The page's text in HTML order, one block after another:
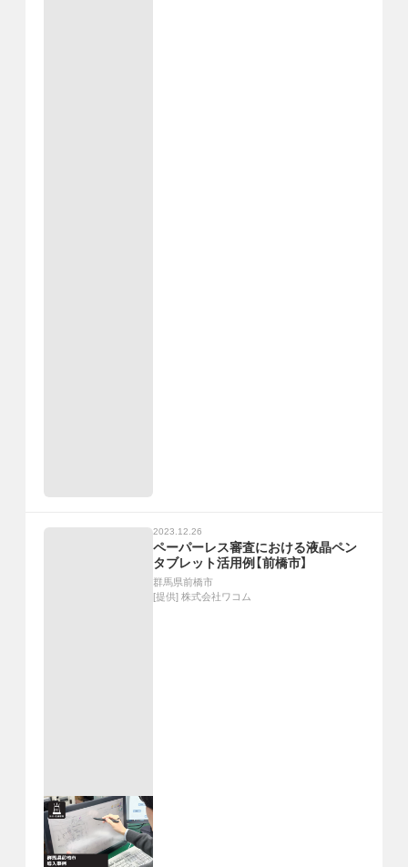
2023.12.26
ペーパーレス審査における液晶ペン
タブレット活用例【前橋市】
群馬県前橋市
[提供] 株式会社ワコム